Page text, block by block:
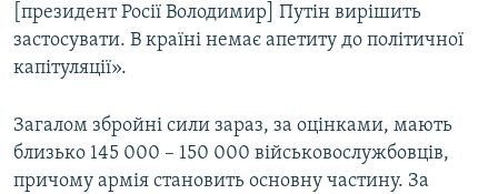
[президент Росії Володимир] Путін вирішить
застосувати. В країні немає апетиту до політичної
капітуляції».
Загалом збройні сили зараз, за оцінками, мають
близько 145 000 – 150 000 військовослужбовців,
причому армія становить основну частину. За